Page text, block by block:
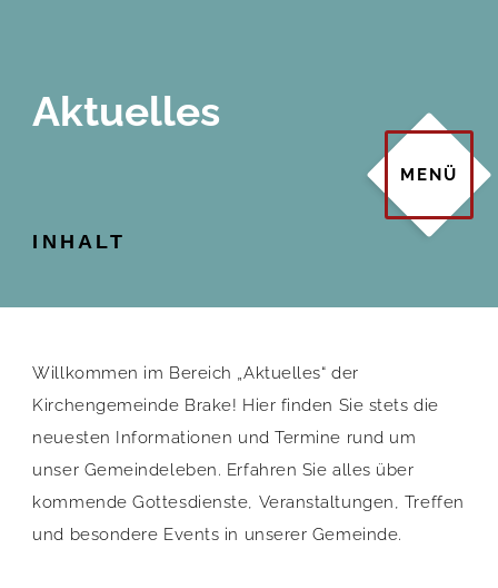
Aktuelles
INHALT
Willkommen im Bereich „Aktuelles“ der
Kirchengemeinde Brake! Hier finden Sie stets die
neuesten Informationen und Termine rund um
unser Gemeindeleben. Erfahren Sie alles über
kommende Gottesdienste, Veranstaltungen, Treffen
und besondere Events in unserer Gemeinde.